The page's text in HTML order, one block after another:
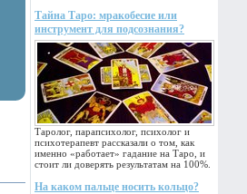
Тайна Таро: мракобесие или
инструмент для подсознания?
Таролог, парапсихолог, психолог и
психотерапевт рассказали о том, как
именно «работает» гадание на Таро, и
стоит ли доверять результатам на 100%.
На каком пальце носить кольцо?